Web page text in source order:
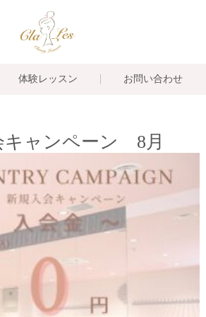
体験レッスン お問い合わせ
キャンペーン 8月